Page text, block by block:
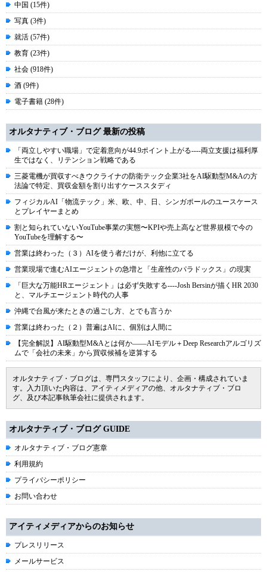
中国 (15件)
写真 (3件)
就活 (57件)
教育 (23件)
社会 (918件)
酒 (9件)
電子書籍 (28件)
オルタナティブ・ブログ 最新の投稿
「両立しやすい職場」で定着意向が44.9ポイント上がる----両立支援は福利厚
生ではなく、リテンション戦略である
三菱電機が買収すべきウクライナの防衛テック企業3社をAI駆動型M&Aの方
法論で特定、買収金額を割り出すケーススタディ
フィジカルAI「物流テック」米、欧、中、日、シンガポールのユースケース
とプレイヤーまとめ
割と知られていないYouTube事業の実態〜KPIや売上高など世界規模で今の
YouTubeを理解する〜
営業は終わった（３）AIを使う者だけが、利他に立てる
営業現場で進むAIエージェントの急増と「生産性のパラドックス」の現実
「巨大な万能HRエージェント」は必ず失敗する----Josh Bersinが描くHR 2030
と、マルチエージェント時代の人事
沖縄で台風が来たときの過ごし方、とでも言うか
営業は終わった（２）普遍はAIに、個別は人間に
【完全解説】AI駆動型M&Aとは何か――AIモデル＋Deep Researchアルゴリズ
ムで「会社の未来」から買収候補を逆算する
オルタナティブ・ブログは、専門スタッフにより、企画・構成されていま
す。入力頂いた内容は、アイティメディアの他、オルタナティブ・ブロ
グ、及び本記事執筆会社に提供されます。
オルタナティブ・ブログ GUIDE
オルタナティブ・ブログ憲章
利用規約
プライバシーポリシー
お問い合わせ
アイティメディアからのお知らせ
プレスリリース
メールサービス